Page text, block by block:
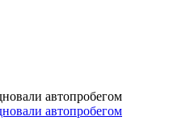
автопробегом